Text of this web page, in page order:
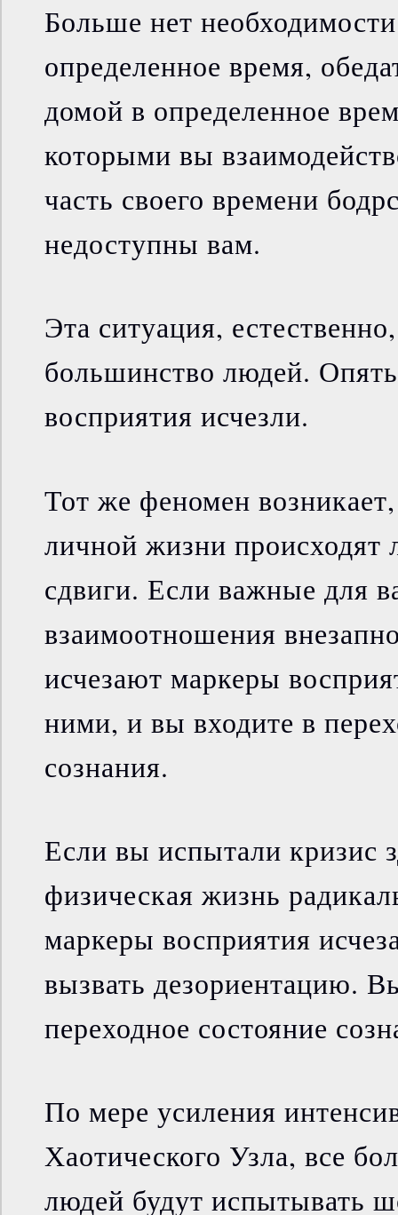
Больше нет необходимости
определенное время,
домой в определенное
которыми вы
часть своего времени
недоступны вам.
Эта ситуация,
большинство людей.
восприятия исчезли.
Тот же феномен
личной жизни
сдвиги. Если важные для
взаимоотношения
исчезают маркеры
ними, и вы входите в
сознания.
Если вы испытали кризис
физическая жизнь
маркеры восприятия
вызвать дезориентацию.
переходное состояние
По мере усиления
Хаотического Узла, все
людей будут испытывать